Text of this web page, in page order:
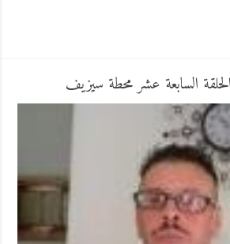
السابعة عشر محطة سيزيف